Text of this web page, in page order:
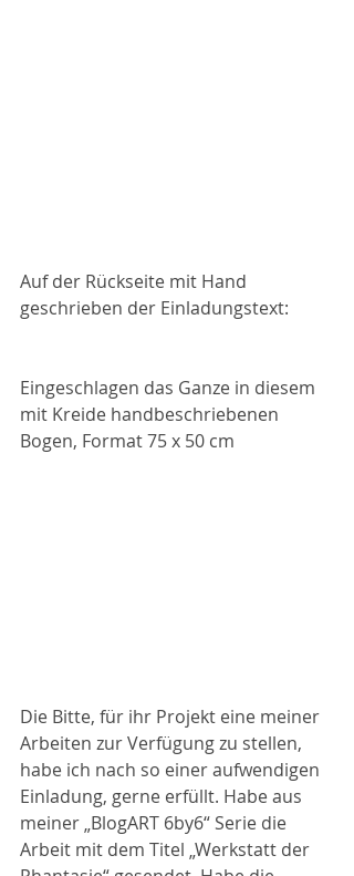
Auf der Rückseite mit Hand
geschrieben der Einladungstext:
Eingeschlagen das Ganze in diesem
mit Kreide handbeschriebenen
Bogen, Format 75 x 50 cm
Die Bitte, für ihr Projekt eine meiner
Arbeiten zur Verfügung zu stellen,
habe ich nach so einer aufwendigen
Einladung, gerne erfüllt. Habe aus
meiner „BlogART 6by6“ Serie die
Arbeit mit dem Titel „Werkstatt der